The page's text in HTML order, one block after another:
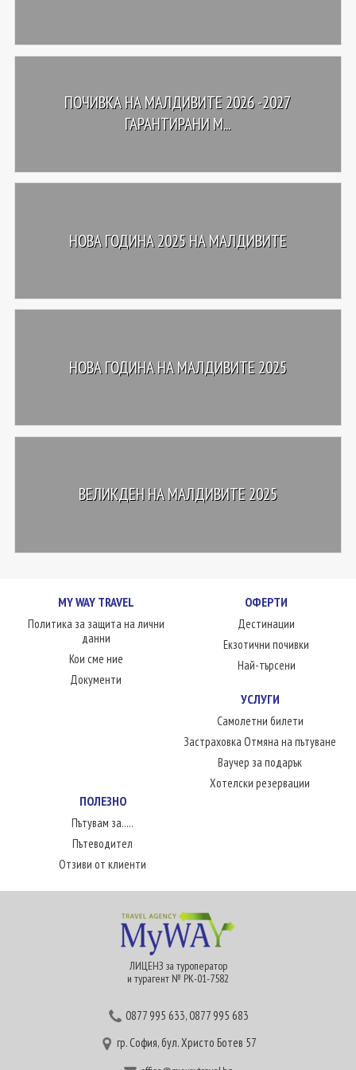
ПОЧИВКА НА МАЛДИВИТЕ 2026 -2027
ГАРАНТИРАНИ М...
НОВА ГОДИНА 2025 НА МАЛДИВИТЕ
НОВА ГОДИНА НА МАЛДИВИТЕ 2025
ВЕЛИКДЕН НА МАЛДИВИТЕ 2025
MY WAY TRAVEL
Политика за защита на лични
данни
Кои сме ние
Документи
ОФЕРТИ
Дестинации
Екзотични почивки
Най-търсени
УСЛУГИ
Самолетни билети
Застраховка Отмяна на пътуване
Ваучер за подарък
Хотелски резервации
ПОЛЕЗНО
Пътувам за.....
Пътеводител
Отзиви от клиенти
ЛИЦЕНЗ за туроператор
и турагент № РК-01-7582
0877 995 633,0877 995 683
гр. София, бул. Христо Ботев 57